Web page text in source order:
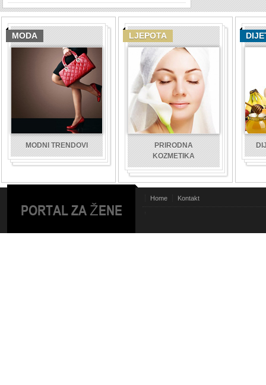
MODA
MODNI TRENDOVI
LJEPOTA
PRIRODNA
KOZMETIKA
PORTAL ZA ŽENE
Home Kontakt